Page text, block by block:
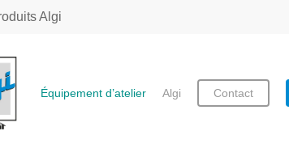
Algi
Équipement d’atelier Algi Contact